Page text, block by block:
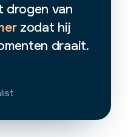
drogen van
zodat hij
draait.